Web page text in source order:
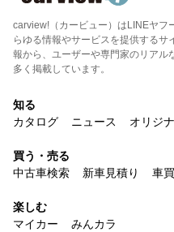
carview!（カービュー）はLINEヤフ
らゆる情報やサービスを提供する
報から、ユーザーや専門家のリアル
多く掲載しています。
知る
カタログ
ニュース オリジ
買う・売る
中古車検索
新車見積り 車
楽しむ
マイカー
みんカラ